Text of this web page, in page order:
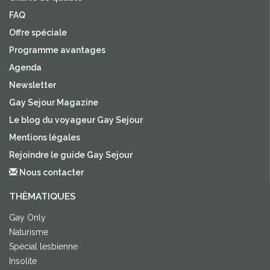
FAQ
Offre spéciale
Programme avantages
Agenda
Newsletter
Gay Sejour Magazine
Le blog du voyageur Gay Sejour
Mentions légales
Rejoindre le guide Gay Sejour
Nous contacter
THÈMATIQUES
Gay Only
Naturisme
Spécial lesbienne
Insolite